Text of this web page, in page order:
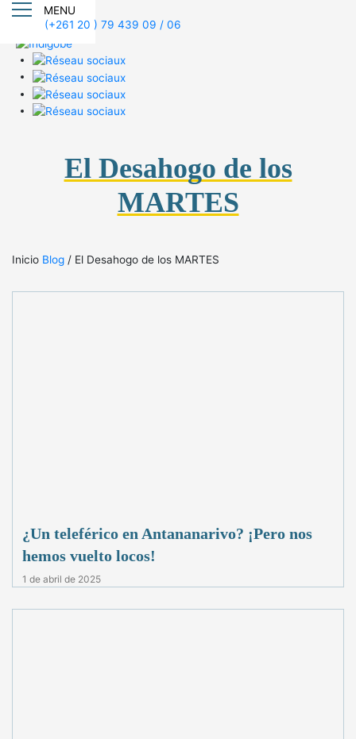
MENU
(+261 20 ) 79 439 09 / 06
El Desahogo de los
MARTES
Inicio Blog / El Desahogo de los MARTES
¿Un teleférico en Antananarivo? ¡Pero nos
hemos vuelto locos!
1 de abril de 2025